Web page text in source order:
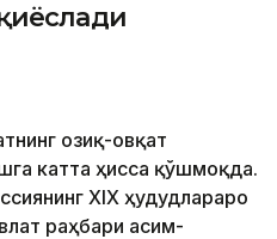
озиқ-овқат
катта ҳисса қўшмоқда.
ХIХ ҳудудлараро
раҳбари Қасим-